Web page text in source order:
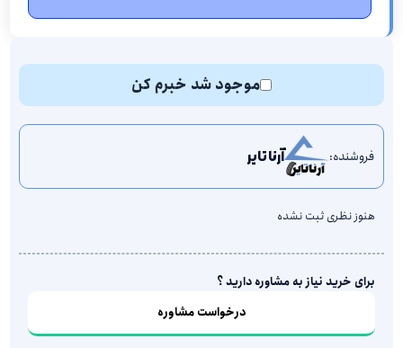
موجود شد خبرم کن
فروشنده: آرنا تایر
هنوز نظری ثبت نشده
برای خرید نیاز به مشاوره دارید ؟
درخواست مشاوره